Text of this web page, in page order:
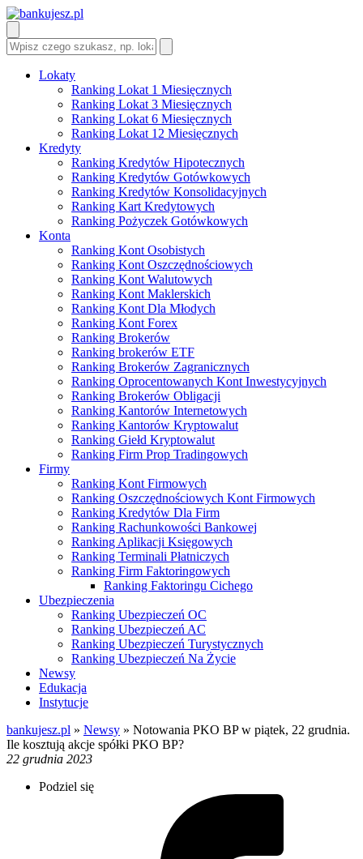
Lokaty
Ranking Lokat 1 Miesięcznych
Ranking Lokat 3 Miesięcznych
Ranking Lokat 6 Miesięcznych
Ranking Lokat 12 Miesięcznych
Kredyty
Ranking Kredytów Hipotecznych
Ranking Kredytów Gotówkowych
Ranking Kredytów Konsolidacyjnych
Ranking Kart Kredytowych
Ranking Pożyczek Gotówkowych
Konta
Ranking Kont Osobistych
Ranking Kont Oszczędnościowych
Ranking Kont Walutowych
Ranking Kont Maklerskich
Ranking Kont Dla Młodych
Ranking Kont Forex
Ranking Brokerów
Ranking brokerów ETF
Ranking Brokerów Zagranicznych
Ranking Oprocentowanych Kont Inwestycyjnych
Ranking Brokerów Obligacji
Ranking Kantorów Internetowych
Ranking Kantorów Kryptowalut
Ranking Giełd Kryptowalut
Ranking Firm Prop Tradingowych
Firmy
Ranking Kont Firmowych
Ranking Oszczędnościowych Kont Firmowych
Ranking Kredytów Dla Firm
Ranking Rachunkowości Bankowej
Ranking Aplikacji Księgowych
Ranking Terminali Płatniczych
Ranking Firm Faktoringowych
Ranking Faktoringu Cichego
Ubezpieczenia
Ranking Ubezpieczeń OC
Ranking Ubezpieczeń AC
Ranking Ubezpieczeń Turystycznych
Ranking Ubezpieczeń Na Życie
Newsy
Edukacja
Instytucje
bankujesz.pl » Newsy » Notowania PKO BP w piątek, 22 grudnia.
Ile kosztują akcje spółki PKO BP?
22 grudnia 2023
Podziel się